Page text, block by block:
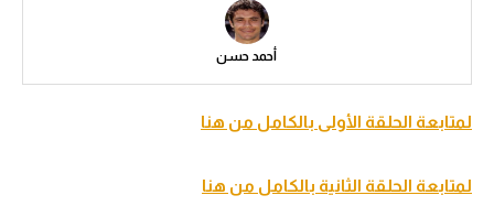
أمم إفريقيا
أحمد حسن
لمتابعة الحلقة الأولى بالكامل من هنا
لمتابعة الحلقة الثانية بالكامل من هنا